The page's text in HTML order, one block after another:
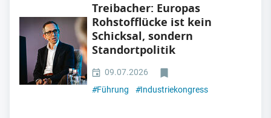
Treibacher: Europas
Rohstofflücke ist kein
Schicksal, sondern
Standortpolitik
09.07.2026
#Führung #Industriekongress